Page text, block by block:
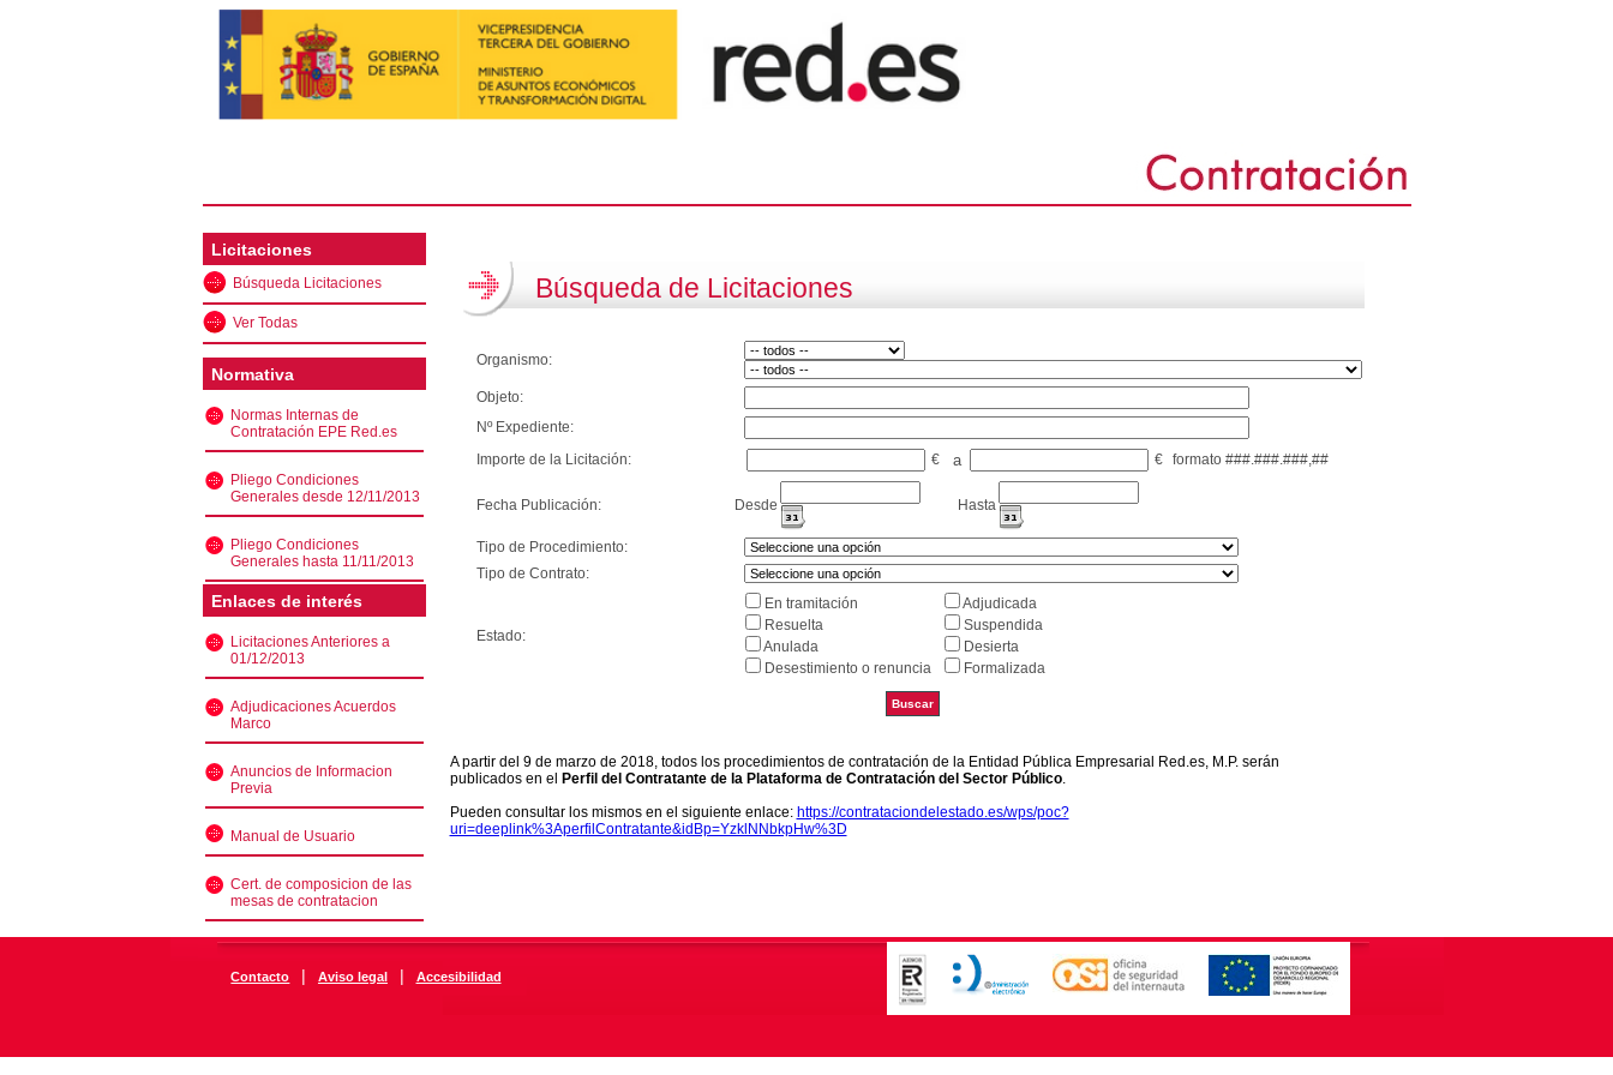
Licitaciones
Búsqueda Licitaciones
Ver Todas
Normativa
Normas Internas de
Contratación EPE Red.es
Pliego Condiciones
Generales desde 12/11/2013
Pliego Condiciones
Generales hasta 11/11/2013
Enlaces de interés
Licitaciones Anteriores a
01/12/2013
Adjudicaciones Acuerdos
Marco
Anuncios de Informacion
Previa
Manual de Usuario
Cert. de composicion de las
mesas de contratacion
Búsqueda de Licitaciones
Organismo:
Objeto:
Nº Expediente:
Importe de la Licitación:
€ a € formato ###.###.###,##
Fecha Publicación: Desde Hasta
Tipo de Procedimiento:
Tipo de Contrato:
Estado:
En tramitación
Adjudicada
Resuelta
Suspendida
Anulada
Desierta
Desestimiento o renuncia
Formalizada
A partir del 9 de marzo de 2018, todos los procedimientos de contratación de la Entidad Pública Empresarial Red.es, M.P. serán
publicados en el
Perfil del Contratante de la Plataforma de Contratación del Sector Público.
Pueden consultar los mismos en el siguiente enlace: https://contrataciondelestado.es/wps/poc?
uri=deeplink%3AperfilContratante&idBp=YzklNNbkpHw%3D
Contacto | Aviso legal | Accesibilidad